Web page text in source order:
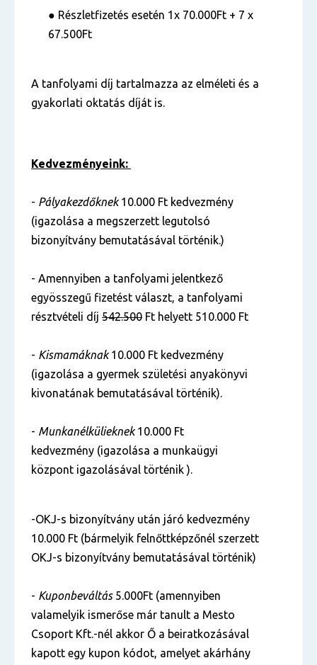
● Részletfizetés esetén 1x 70.000Ft + 7 x
67.500Ft
A tanfolyami díj tartalmazza az elméleti és a
gyakorlati oktatás díját is.
Kedvezményeink:
- Pályakezdőknek10.000 Ft kedvezmény
(igazolása a megszerzett legutolsó
bizonyítvány bemutatásával történik.)
- Amennyiben a tanfolyami jelentkező
egyösszegű fizetést választ, a tanfolyami
résztvételi díj 542.500 Ft helyett 510.000 Ft
- Kismamáknak10.000 Ft kedvezmény
(igazolása a gyermek születési anyakönyvi
kivonatának bemutatásával történik).
- Munkanélkülieknek10.000 Ft
kedvezmény (igazolása a munkaügyi
központ igazolásával történik ).
-OKJ-s bizonyítvány után járó kedvezmény
10.000 Ft (bármelyik felnőttképzőnél szerzett
OKJ-s bizonyítvány bemutatásával történik)
- Kuponbeváltás5.000Ft (amennyiben
valamelyik ismerőse már tanult a Mesto
Csoport Kft.-nél akkor Ő a beiratkozásával
kapott egy kupon kódot, amelyet akárhány